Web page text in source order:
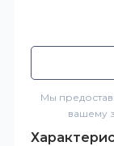
Мы
вашему